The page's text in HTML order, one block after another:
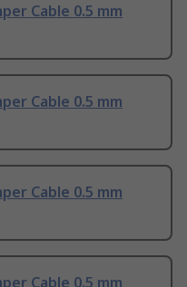
Cable 0.5 mm
Cable 0.5 mm
Cable 0.5 mm
Cable 0.5 mm